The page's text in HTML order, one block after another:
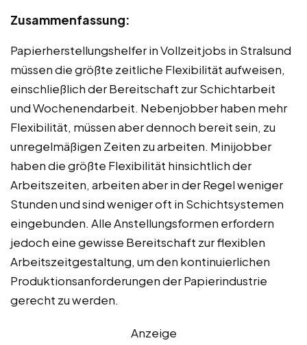
Zusammenfassung:
Papierherstellungshelfer in Vollzeitjobs in Stralsund
müssen die größte zeitliche Flexibilität aufweisen,
einschließlich der Bereitschaft zur Schichtarbeit
und Wochenendarbeit. Nebenjobber haben mehr
Flexibilität, müssen aber dennoch bereit sein, zu
unregelmäßigen Zeiten zu arbeiten. Minijobber
haben die größte Flexibilität hinsichtlich der
Arbeitszeiten, arbeiten aber in der Regel weniger
Stunden und sind weniger oft in Schichtsystemen
eingebunden. Alle Anstellungsformen erfordern
jedoch eine gewisse Bereitschaft zur flexiblen
Arbeitszeitgestaltung, um den kontinuierlichen
Produktionsanforderungen der Papierindustrie
gerecht zu werden.
Anzeige